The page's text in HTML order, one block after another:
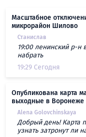
Масштабное
микрорайон Шилово
Станислав
19:00 ленинский р-н
набрать
19:29 Сегодня
Опубликована карта
выходные в Воронеже
Alena Golovchinskaya
Добрый день! Карта
узнать затронут ли